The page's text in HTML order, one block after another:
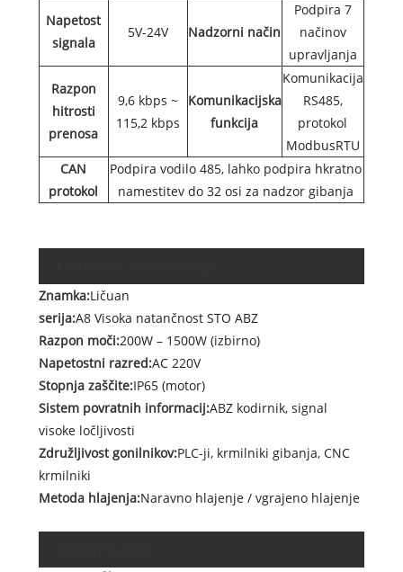
Napetost
signala
5V-24V Nadzorni način
Podpira 7
načinov
upravljanja
Razpon
hitrosti
prenosa
9,6 kbps ~
115,2 kbps
Komunikacijska
funkcija
Komunikacija
RS485,
protokol
ModbusRTU
CAN
protokol
Podpira vodilo 485, lahko podpira hkratno
namestitev do 32 osi za nadzor gibanja
Znamka:Ličuan
serija:A8 Visoka natančnost STO ABZ
Razpon moči:200W – 1500W (izbirno)
Napetostni razred:AC 220V
Stopnja zaščite:IP65 (motor)
Sistem povratnih informacij:ABZ kodirnik, signal
visoke ločljivosti
Združljivost gonilnikov:PLC-ji, krmilniki gibanja, CNC
krmilniki
Metoda hlajenja:Naravno hlajenje / vgrajeno hlajenje